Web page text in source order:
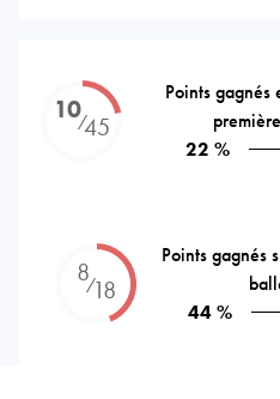
10⁄45
Points gagnés
22 %
8⁄18
Points gagnés
44 %